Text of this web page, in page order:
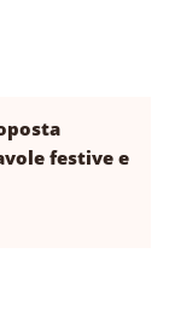
festive e